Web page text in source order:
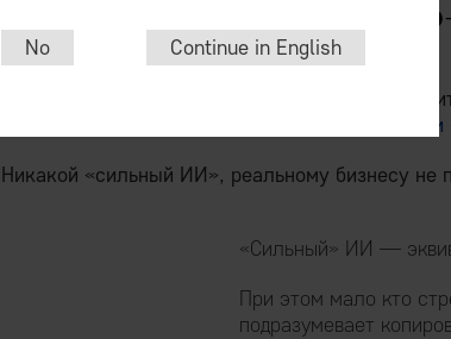
Таким образом, объективная реальность
Никакой «сильный ИИ», реальному бизнесу не
«Сильный» ИИ —
При этом мало кто
подразумевает
No Continue in English